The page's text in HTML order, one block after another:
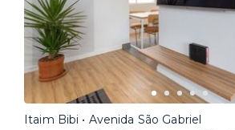
Itaim Bibi • Avenida São Gabriel